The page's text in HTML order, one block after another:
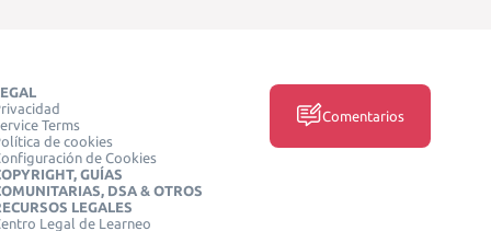
Terms
de cookies
de Cookies
GUÍAS
DSA & OTROS
LEGALES
Legal de Learneo
Comentarios